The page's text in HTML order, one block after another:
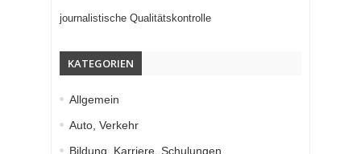
journalistische Qualitätskontrolle
KATEGORIEN
Allgemein
Auto, Verkehr
Bildung, Karriere, Schulungen